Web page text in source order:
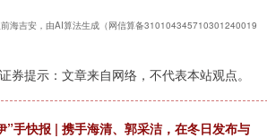
海吉安，由AI算法生成（网信算备310104345710301240019
券提示：文章来自网络，不代表本站观点。
”手快报 | 携手海清、郭采洁，在冬日发布与